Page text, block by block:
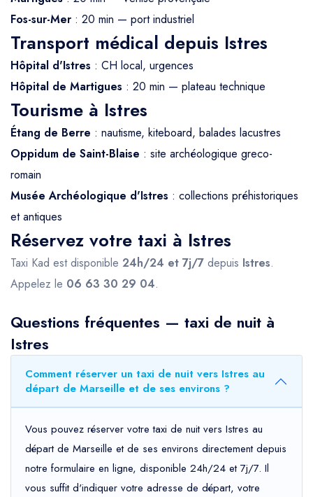
Fos-sur-Mer : 20 min — port industriel
Transport médical depuis Istres
Hôpital d'Istres : CH local, urgences
Hôpital de Martigues : 20 min — plateau technique
Tourisme à Istres
Étang de Berre : nautisme, kiteboard, balades lacustres
Oppidum de Saint-Blaise : site archéologique greco-
romain
Musée Archéologique d'Istres : collections préhistoriques
et antiques
Réservez votre taxi à Istres
Taxi Kad est disponible 24h/24 et 7j/7 depuis Istres.
Appelez le 06 63 30 29 04.
Questions fréquentes — taxi de nuit à
Istres
Comment réserver un taxi de nuit vers Istres au
départ de Marseille et de ses environs ?
Vous pouvez réserver votre taxi de nuit vers Istres au
départ de Marseille et de ses environs directement depuis
notre formulaire en ligne, disponible 24h/24 et 7j/7. Il
vous suffit d'indiquer votre adresse de départ, votre